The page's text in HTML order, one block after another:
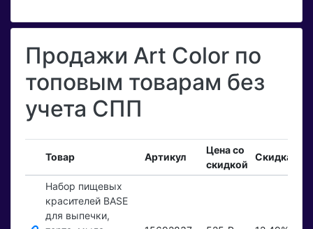
Продажи Art Color по
топовым товарам без
учета СПП
Товар Артикул
Цена со
скидкой
Скидка
Набор пищевых
красителей BASE
для выпечки,